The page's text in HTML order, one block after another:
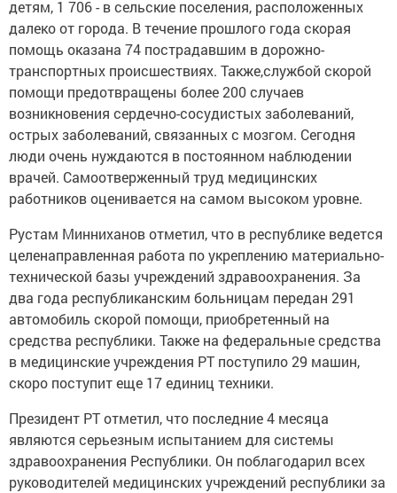
детям, 1 706 - в сельские поселения, расположенных
далеко от города. В течение прошлого года скорая
помощь оказана 74 пострадавшим в дорожно-
транспортных происшествиях. Также,службой скорой
помощи предотвращены более 200 случаев
возникновения сердечно-сосудистых заболеваний,
острых заболеваний, связанных с мозгом. Сегодня
люди очень нуждаются в постоянном наблюдении
врачей. Самоотверженный труд медицинских
работников оценивается на самом высоком уровне.
Рустам Минниханов отметил, что в республике ведется
целенаправленная работа по укреплению материально-
технической базы учреждений здравоохранения. За
два года республиканским больницам передан 291
автомобиль скорой помощи, приобретенный на
средства республики. Также на федеральные средства
в медицинские учреждения РТ поступило 29 машин,
скоро поступит еще 17 единиц техники.
Президент РТ отметил, что последние 4 месяца
являются серьезным испытанием для системы
здравоохранения Республики. Он поблагодарил всех
руководителей медицинских учреждений республики за